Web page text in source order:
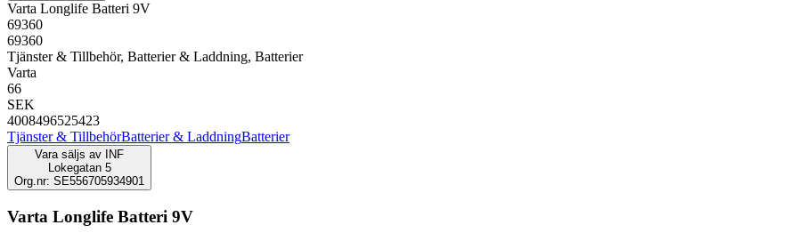
Varta Longlife Batteri 9V
69360
69360
Tjänster & Tillbehör, Batterier & Laddning, Batterier
Varta
66
SEK
4008496525423
Tjänster & TillbehörBatterier & LaddningBatterier
Vara säljs av
INF
Lokegatan 5
Org.nr: SE556705934901
Varta Longlife Batteri 9V